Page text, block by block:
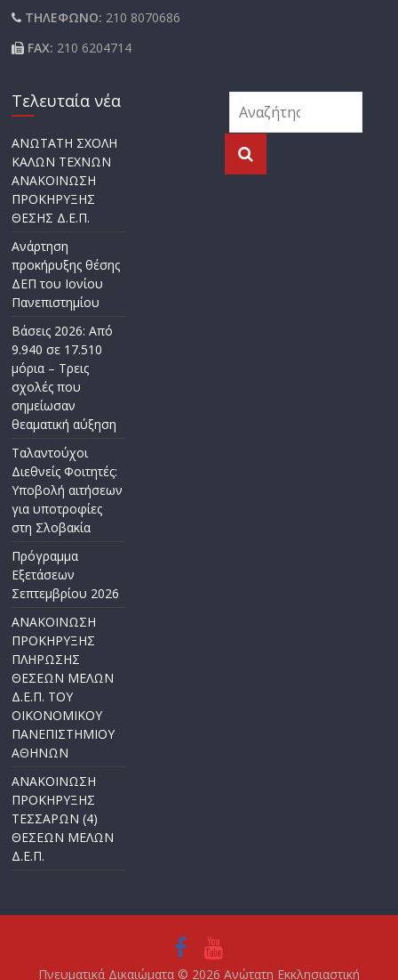
ΤΗΛΕΦΩΝΟ: 210 8070686
FAX: 210 6204714
Τελευταία νέα
ΑΝΩΤΑΤΗ ΣΧΟΛΗ
ΚΑΛΩΝ ΤΕΧΝΩΝ
ΑΝΑΚΟΙΝΩΣΗ
ΠΡΟΚΗΡΥΞΗΣ
ΘΕΣΗΣ Δ.Ε.Π.
Ανάρτηση
προκήρυξης θέσης
ΔΕΠ του Ιονίου
Πανεπιστημίου
Βάσεις 2026: Από
9.940 σε 17.510
μόρια – Τρεις
σχολές που
σημείωσαν
θεαματική αύξηση
Ταλαντούχοι
Διεθνείς Φοιτητές:
Υποβολή αιτήσεων
για υποτροφίες
στη Σλοβακία
Πρόγραμμα
Εξετάσεων
Σεπτεμβρίου 2026
ΑΝΑΚΟΙΝΩΣΗ
ΠΡΟΚΗΡΥΞΗΣ
ΠΛΗΡΩΣΗΣ
ΘΕΣΕΩΝ ΜΕΛΩΝ
Δ.Ε.Π. ΤΟΥ
ΟΙΚΟΝΟΜΙΚΟΥ
ΠΑΝΕΠΙΣΤΗΜΙΟΥ
ΑΘΗΝΩΝ
ΑΝΑΚΟΙΝΩΣΗ
ΠΡΟΚΗΡΥΞΗΣ
ΤΕΣΣΑΡΩΝ (4)
ΘΕΣΕΩΝ ΜΕΛΩΝ
Δ.Ε.Π.
Πνευματικά Δικαιώματα © 2026 Ανώτατη Εκκλησιαστική